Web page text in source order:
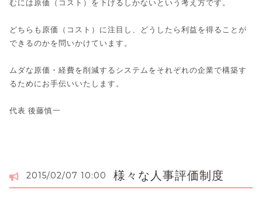
むには原価（コスト）を下げるしかないという考え方です。
どちらも原価（コスト）に注目し、どうしたら利益を得ることが
できるのかを問いかけています。
ムダな原価・経費を削減するシステムをそれぞれの企業で構築す
るためにお手伝いいたします。
代表 後藤慎一
2015/02/07 10:00 様々な人事評価制度